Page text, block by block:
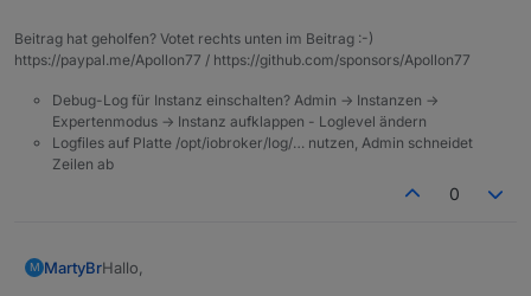
Beitrag hat geholfen? Votet rechts unten im Beitrag :-)
https://paypal.me/Apollon77 / https://github.com/sponsors/Apollon77
Debug-Log für Instanz einschalten? Admin -> Instanzen ->
Expertenmodus -> Instanz aufklappen - Loglevel ändern
Logfiles auf Platte /opt/iobroker/log/… nutzen, Admin schneidet
Zeilen ab
0
M MartyBrHallo,